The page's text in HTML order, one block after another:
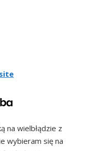
na wielbłądzie z
wybieram się na